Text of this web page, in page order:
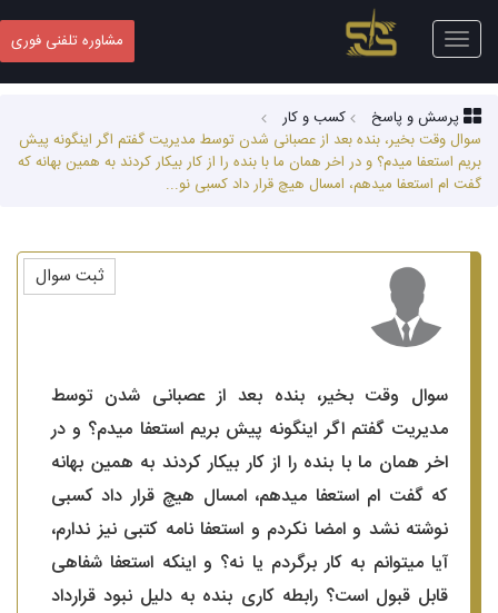
Toggle
navigation
مشاوره تلفنی فوری
پرسش و پاسخ
کسب‌ و کار
سوال وقت بخیر، بنده بعد از عصبانی شدن توسط مدیریت گفتم اگر اینگونه پیش
بریم استعفا میدم؟ و در اخر همان ما با بنده را از کار بیکار کردند به همین بهانه که
گفت ام استعفا میدهم، امسال هیچ قرار داد کسبی نو...
سوال وقت بخیر، بنده بعد از عصبانی شدن توسط
مدیریت گفتم اگر اینگونه پیش بریم استعفا میدم؟ و در
اخر همان ما با بنده را از کار بیکار کردند به همین بهانه
که گفت ام استعفا میدهم، امسال هیچ قرار داد کسبی
نوشته نشد و امضا نکردم و استعفا نامه کتبی نیز ندارم،
آیا میتوانم به کار برگردم یا نه؟ و اینکه استعفا شفاهی
قابل قبول است؟ رابطه کاری بنده به دلیل نبود قرارداد
ثبت سوال